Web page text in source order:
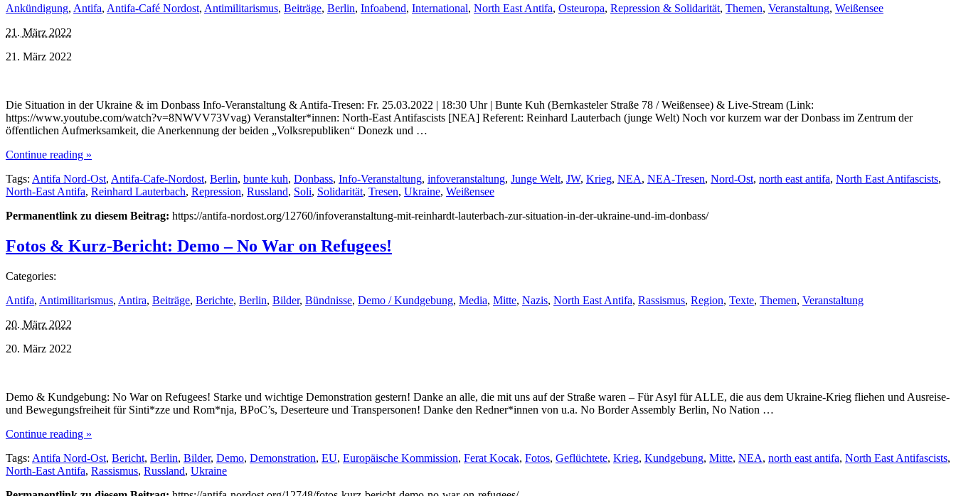
Ankündigung, Antifa, Antifa-Café Nordost, Antimilitarismus, Beiträge, Berlin, Infoabend, International, North East Antifa, Osteuropa, Repression & Solidarität, Themen, Veranstaltung, Weißensee
21. März 2022
21. März 2022
Die Situation in der Ukraine & im Donbass Info-Veranstaltung & Antifa-Tresen: Fr. 25.03.2022 | 18:30 Uhr | Bunte Kuh (Bernkasteler Straße 78 / Weißensee) & Live-Stream (Link:
https://www.youtube.com/watch?v=8NWVV73Vvag) Veranstalter*innen: North-East Antifascists [NEA] Referent: Reinhard Lauterbach (junge Welt) Noch vor kurzem war der Donbass im Zentrum der
öffentlichen Aufmerksamkeit, die Anerkennung der beiden „Volksrepubliken“ Donezk und …
Continue reading »
Tags: Antifa Nord-Ost, Antifa-Cafe-Nordost, Berlin, bunte kuh, Donbass, Info-Veranstaltung, infoveranstaltung, Junge Welt, JW, Krieg, NEA, NEA-Tresen, Nord-Ost, north east antifa, North East Antifascists,
North-East Antifa, Reinhard Lauterbach, Repression, Russland, Soli, Solidarität, Tresen, Ukraine, Weißensee
Permanentlink zu diesem Beitrag: https://antifa-nordost.org/12760/infoveranstaltung-mit-reinhardt-lauterbach-zur-situation-in-der-ukraine-und-im-donbass/
Fotos & Kurz-Bericht: Demo – No War on Refugees!
Categories:
Antifa, Antimilitarismus, Antira, Beiträge, Berichte, Berlin, Bilder, Bündnisse, Demo / Kundgebung, Media, Mitte, Nazis, North East Antifa, Rassismus, Region, Texte, Themen, Veranstaltung
20. März 2022
20. März 2022
Demo & Kundgebung: No War on Refugees! Starke und wichtige Demonstration gestern! Danke an alle, die mit uns auf der Straße waren – Für Asyl für ALLE, die aus dem Ukraine-Krieg fliehen und Ausreise-
und Bewegungsfreiheit für Sinti*zze und Rom*nja, BPoC’s, Deserteure und Transpersonen! Danke den Redner*innen von u.a. No Border Assembly Berlin, No Nation …
Continue reading »
Tags: Antifa Nord-Ost, Bericht, Berlin, Bilder, Demo, Demonstration, EU, Europäische Kommission, Ferat Kocak, Fotos, Geflüchtete, Krieg, Kundgebung, Mitte, NEA, north east antifa, North East Antifascists,
North-East Antifa, Rassismus, Russland, Ukraine